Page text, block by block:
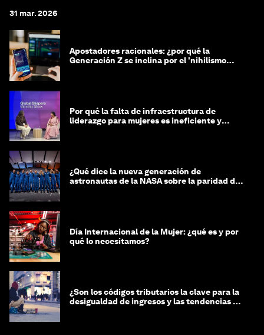
31 mar. 2026
Apostadores racionales: ¿por qué la
Generación Z se inclina por el 'nihilismo
Por qué la falta de infraestructura de
liderazgo para mujeres es ineficiente y
¿Qué dice la nueva generación de
astronautas de la NASA sobre la paridad de
Día Internacional de la Mujer: ¿qué es y por
qué lo necesitamos?
¿Son los códigos tributarios la clave para la
desigualdad de ingresos y las tendencias de